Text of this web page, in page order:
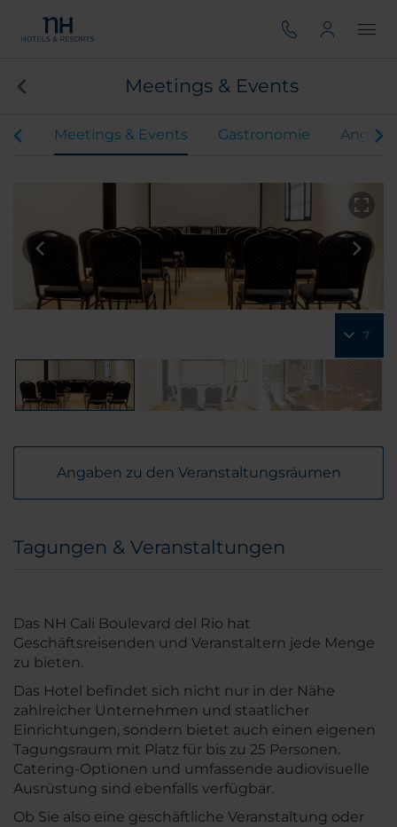
Meetings & Events
Meetings & Events Gastronomie
7
Angaben zu den Veranstaltungsräumen
Tagungen & Veranstaltungen
Das NH Cali Boulevard del Rio hat
Geschäftsreisenden und Veranstaltern jede Menge
zu bieten.
Das Hotel befindet sich nicht nur in der Nähe
zahlreicher Unternehmen und staatlicher
Einrichtungen, sondern bietet auch einen eigenen
Tagungsraum mit Platz für bis zu 25 Personen.
Catering-Optionen und umfassende audiovisuelle
Ausrüstung sind ebenfalls verfügbar.
Ob Sie also eine geschäftliche Veranstaltung oder